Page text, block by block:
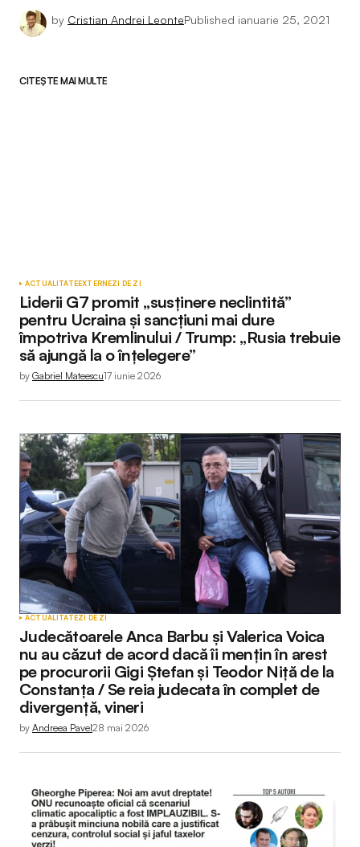
by Cristian Andrei LeontePublished ianuarie 25, 2021
CITEȘTE MAI MULTE
ACTUALITATEEXTERNEZI DE ZI
Liderii G7 promit „susținere neclintită”
pentru Ucraina și sancțiuni mai dure
împotriva Kremlinului / Trump: „Rusia trebuie
să ajungă la o înțelegere”
by Gabriel Mateescu17 iunie 2026
ACTUALITATEZI DE ZI
Judecătoarele Anca Barbu și Valerica Voica
nu au căzut de acord dacă îi mențin în arest
pe procurorii Gigi Ștefan și Teodor Niță de la
Constanța / Se reia judecata în complet de
divergență, vineri
by Andreea Pavel28 mai 2026